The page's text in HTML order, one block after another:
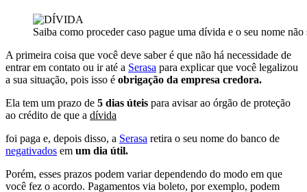
Saiba como proceder caso pague uma dívida e o seu nome
A primeira coisa que você deve saber é que não há necessidade de
entrar em contato ou ir até a Serasa para explicar que você legalizou
a sua situação, pois isso é obrigação da empresa credora.
Ela tem um prazo de 5 dias úteis para avisar ao órgão de proteção
ao crédito de que a dívida
foi paga e, depois disso, a Serasa retira o seu nome do banco de
negativados em um dia útil.
Porém, esses prazos podem variar dependendo do modo em que
você fez o acordo. Pagamentos via boleto, por exemplo, podem